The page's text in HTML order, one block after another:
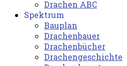
Drachen ABC
Spektrum
Bauplan
Drachenbauer
Drachenbücher
Drachengeschichte